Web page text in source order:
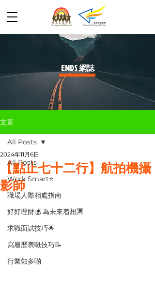
​EMDS 網誌
文章
All Posts
Work Smart⭐️
職場人際相處指南
好好理財💰 為未來着想🈵
求職面試技巧🌟
寫履歷表嘅技巧📝
行業知多啲
All Posts
【點止七十二行】航拍機攝
影師
2024年11月6日